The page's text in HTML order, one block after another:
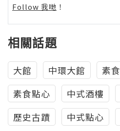
Follow 我哋 ！
相關話題
大館 中環大館 素食
素食點心
中式酒樓
歷史古蹟
中式點心